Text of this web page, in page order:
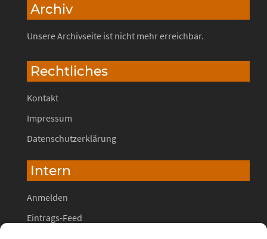
Archiv
Unsere Archivseite ist nicht mehr erreichbar.
Rechtliches
Kontakt
Impressum
Datenschutzerklärung
Intern
Anmelden
Eintrags-Feed